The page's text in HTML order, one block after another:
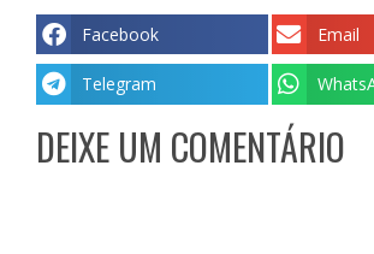
Facebook Email
Telegram
DEIXE UM COMENTÁRIO